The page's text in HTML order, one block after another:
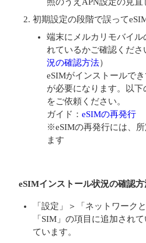
初期設定の段階で誤って
端末にメルカリモバイル
れているかご確認くださ
況の確認方法）
eSIMがインストールで
が必要になります。以
をご依頼ください。
ガイド： eSIMの再発行
※eSIMの再発行には、
ます
eSIMインストール状況の確認方
「設定」＞「ネットワーク
「SIM」の項目に追加され
ています。